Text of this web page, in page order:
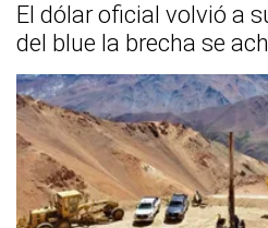
El dólar oficial volvió a
del blue la brecha se